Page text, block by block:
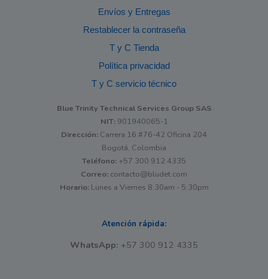
Envíos y Entregas
Restablecer la contraseña
T y C Tienda
Política privacidad
T y C servicio técnico
Blue Trinity Technical Services Group SAS
NIT:901940065-1
Dirección: Carrera 16 #76-42 Oficina 204
Bogotá, Colombia
Teléfono: +57 300 912 4335
Correo: contacto@bludet.com
Horario:Lunes a Viernes 8:30am - 5:30pm
Atención rápida:
WhatsApp: +57 300 912 4335